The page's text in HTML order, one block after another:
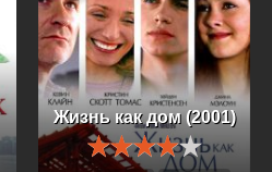
Жизнь как дом (2001)